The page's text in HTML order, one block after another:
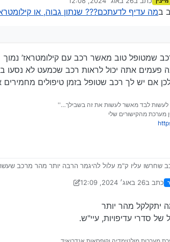
נערך לאחרונה על ידי
במה עדיף לדעתכם??? שנתון גבוה, או
שמטופל טוב מאשר רכב עם קילומטראז’ נמוך
פעמים אתה יכול לראות רכב שכמעט לא נסעו
אם יש לך רכב שטופל בזמן טיפולים מחמירים
לעשות לבד מאשר לעשות את זה בשבילך…''
מערכת מהקישורים שלי
שחרשו עליו ק"מ עלול להיגמר הרבה יותר מהר מרכב שעשה ממוצע
כתב ב26 באוג׳ 2024, 12:09
נערך לאחרונה על ידי מיישה
יתקלקל מהר יותר
של סדרי עדיפויות, עיי"ש.